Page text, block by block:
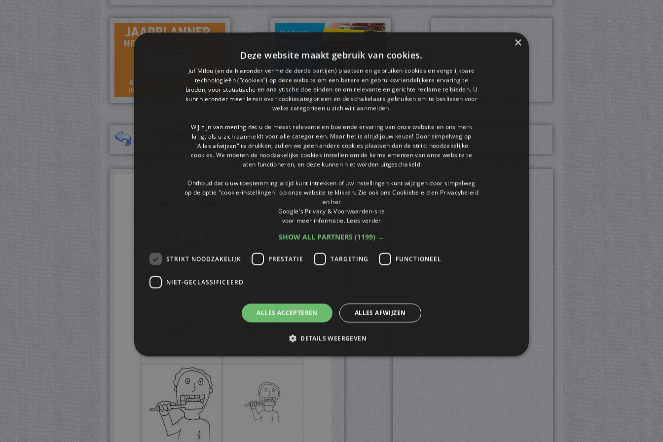
Downloaden van een pdf bestand kun je doen door op het gekozen plaatje te klikken.
Zijn er meerdere werkbladen dan kun je met de pijltjestoetsen er doorheen bladeren.
×
Deze website maakt gebruik van cookies.
Juf Milou (en de hieronder vermelde derde partijen) plaatsen en gebruiken cookies en vergelijkbare
technologieën (“cookies”) op deze website om een ​​betere en gebruiksvriendelijkere ervaring te
bieden, voor statistische en analytische doeleinden en om relevante en gerichte reclame te bieden. U
kunt hieronder meer lezen over cookiecategorieën en de schakelaars gebruiken om te beslissen voor
welke categorieën u zich wilt aanmelden.
Wij zijn van mening dat u de meest relevante en boeiende ervaring van onze website en ons merk
krijgt als u zich aanmeldt voor alle categorieën. Maar het is altijd jouw keuze! Door simpelweg op
"Alles afwijzen" te drukken, zullen we geen andere cookies plaatsen dan de strikt noodzakelijke
cookies. We moeten de noodzakelijke cookies instellen om de kernelementen van onze website te
laten functioneren, en deze kunnen niet worden uitgeschakeld.
Onthoud dat u uw toestemming altijd kunt intrekken of uw instellingen kunt wijzigen door simpelweg
op de optie "cookie-instellingen" op onze website te klikken. Zie ook ons ​​Cookiebeleid en Privacybeleid
en het
Google's Privacy & Voorwaarden-site
voor meer informatie. Lees verder
SHOW ALL PARTNERS (1199) →
STRIKT NOODZAKELIJK PRESTATIE TARGETING FUNCTIONEEL
NIET-GECLASSIFICEERD
ALLES ACCEPTEREN ALLES AFWIJZEN
DETAILS WEERGEVEN
Strikt noodzakelijke cookies maken de kernfunctionaliteiten van de website mogelijk, zoals gebruikersaanmelding en accountbeheer. De
website kan niet goed worden gebruikt zonder de strikt noodzakelijke cookies.
Naam Vervaldatum
CookieScriptConsent